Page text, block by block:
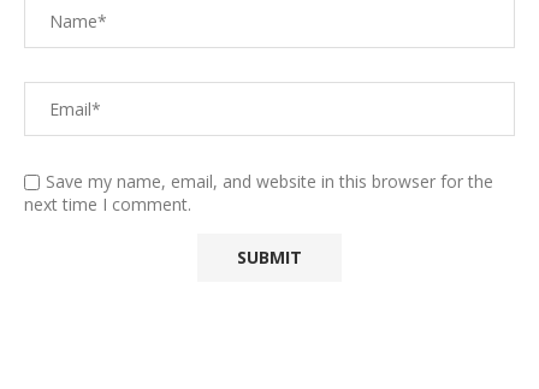
Save my name, email, and website in this browser for the
next time I comment.